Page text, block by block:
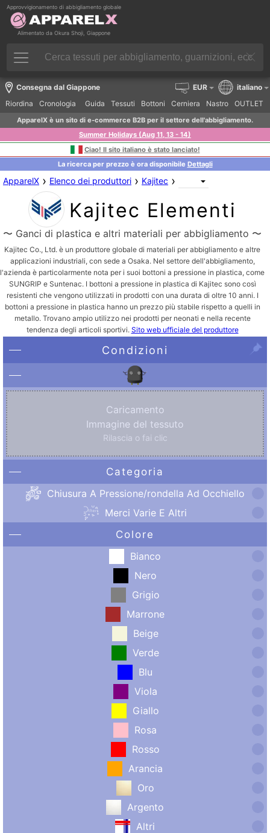
Approvvigionamento di abbigliamento globale
Alimentato da Okura Shoji, Giappone
Consegna dal Giappone
Riordina
Cronologia Guida Tessuti Bottoni Cerniera Nastro OUTLET
EUR italiano
ApparelX è un sito di e-commerce B2B per il settore dell'abbigliamento.
Summer Holidays (Aug 11, 13 - 14)
Ciao! Il sito italiano è stato lanciato!
La ricerca per prezzo è ora disponibile Dettagli
ApparelX › Elenco dei produttori › Kajitec ›
Kajitec Elementi
〜 Ganci di plastica e altri materiali per abbigliamento 〜
Kajitec Co., Ltd. è un produttore globale di materiali per abbigliamento e altre
applicazioni industriali, con sede a Osaka. Nel settore dell'abbigliamento,
l'azienda è particolarmente nota per i suoi bottoni a pressione in plastica, come
SUNGRIP e Suntenac. I bottoni a pressione in plastica di Kajitec sono così
resistenti che vengono utilizzati in prodotti con una durata di oltre 10 anni. I
bottoni a pressione in plastica hanno un prezzo più stabile rispetto a quelli in
metallo. Trovano ampio utilizzo nei prodotti per neonati e nella recente
tendenza degli articoli sportivi. Sito web ufficiale del produttore
Condizioni
Caricamento
Immagine del tessuto
Rilascia o fai clic
Categoria
Chiusura A Pressione/rondella Ad Occhiello
Merci Varie E Altri
Colore
Bianco
Nero
Grigio
Marrone
Beige
Verde
Blu
Viola
Giallo
Rosa
Rosso
Arancia
Oro
Argento
Altri